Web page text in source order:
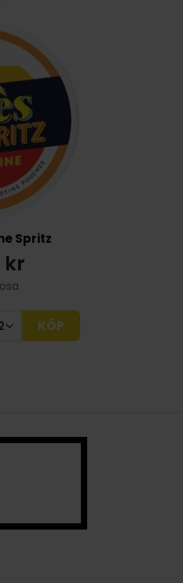
Spritz
kr
KÖP